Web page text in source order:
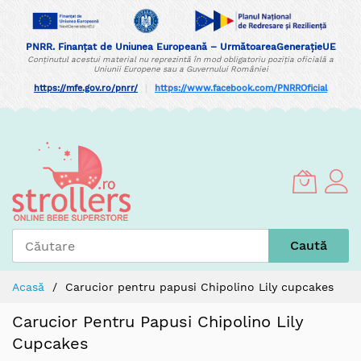
PNRR. Finanțat de Uniunea Europeană – UrmătoareaGenerațieUE
Conținutul acestui material nu reprezintă în mod obligatoriu poziția oficială a
Uniunii Europene sau a Guvernului României
https://mfe.gov.ro/pnrr/ https://www.facebook.com/PNRROficial
Content
Caută
Acasă Carucior pentru papusi Chipolino Lily cupcakes
Carucior Pentru Papusi Chipolino Lily
Cupcakes